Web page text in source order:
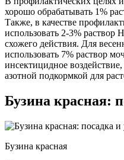
хорошо обрабатывать 1%
Также, в качестве
использовать 2-3% раствор
схожего действия. Для
использовать 7% раствор
инсектицидное
азотной подкормкой для
Бузина красная:
Бузина красная